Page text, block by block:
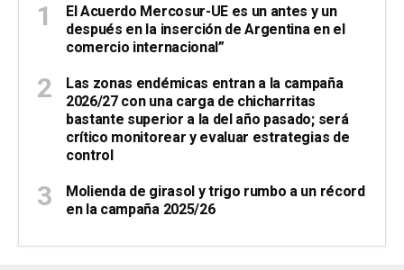
El Acuerdo Mercosur-UE es un antes y un
después en la inserción de Argentina en el
comercio internacional”
Las zonas endémicas entran a la campaña
2026/27 con una carga de chicharritas
bastante superior a la del año pasado; será
crítico monitorear y evaluar estrategias de
control
Molienda de girasol y trigo rumbo a un récord
en la campaña 2025/26